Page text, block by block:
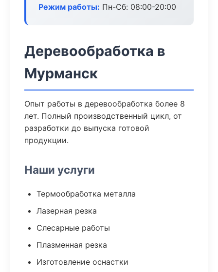
Режим работы: Пн-Сб: 08:00-20:00
Деревообработка в
Мурманск
Опыт работы в деревообработка более 8
лет. Полный производственный цикл, от
разработки до выпуска готовой
продукции.
Наши услуги
Термообработка металла
Лазерная резка
Слесарные работы
Плазменная резка
Изготовление оснастки